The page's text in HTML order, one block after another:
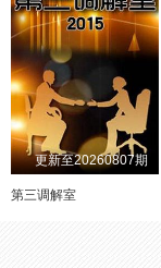
更新至20260807期
第三调解室